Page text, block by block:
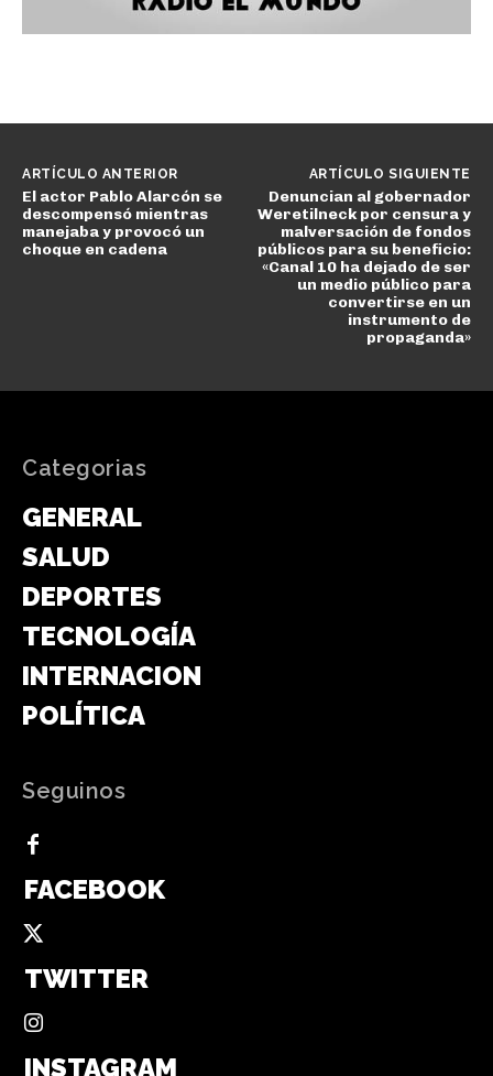
ARTÍCULO ANTERIOR
El actor Pablo Alarcón se
descompensó mientras
manejaba y provocó un
choque en cadena
ARTÍCULO SIGUIENTE
Denuncian al gobernador
Weretilneck por censura y
malversación de fondos
públicos para su beneficio:
«Canal 10 ha dejado de ser
un medio público para
convertirse en un
instrumento de
propaganda»
Categorias
GENERAL
SALUD
DEPORTES
TECNOLOGÍA
INTERNACIONAL
POLÍTICA
Seguinos
FACEBOOK
TWITTER
INSTAGRAM